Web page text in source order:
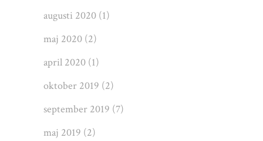
augusti 2020 (1)
maj 2020 (2)
april 2020 (1)
oktober 2019 (2)
september 2019 (7)
maj 2019 (2)